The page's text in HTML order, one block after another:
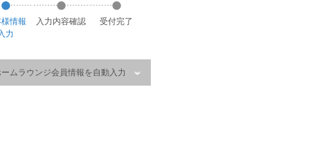
様情報
力
入力内容確認 受付完了
ムラウンジ会員情報を自動入力